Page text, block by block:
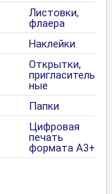
Листовки,
флаера
Наклейки
Открытки,
пригласитель
ные
Папки
Цифровая
печать
формата А3+